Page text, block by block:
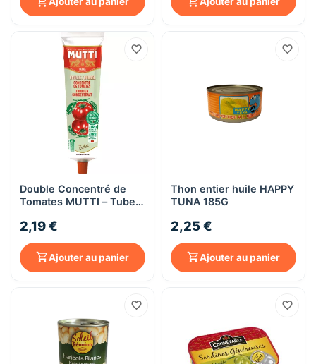
Double Concentré de
Tomates MUTTI – Tube
2,19 €
Ajouter au panier
Thon entier huile HAPPY
TUNA 185G
2,25 €
Ajouter au panier